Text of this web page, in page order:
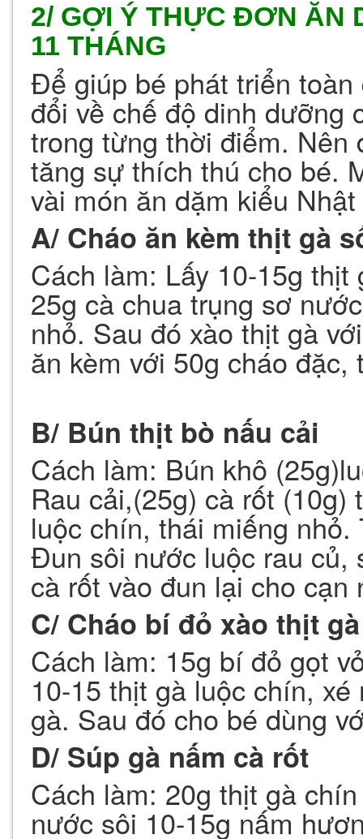
2/ GỢI Ý THỰC ĐƠN ĂN
11 THÁNG
Để giúp bé phát triển
đổi về chế độ dinh dưỡng
trong từng thời điểm. Nên
tăng sự thích thú cho bé.
vài món ăn dặm kiểu
A/ Cháo ăn kèm thịt gà
Cách làm: Lấy 10-15g
25g cà chua trụng sơ
nhỏ. Sau đó xào thịt gà
ăn kèm với 50g cháo
B/ Bún thịt bò nấu cải
Cách làm: Bún khô
Rau cải,(25g) cà rốt
luộc chín, thái miếng
Đun sôi nước luộc rau củ,
cà rốt vào đun lại cho
C/ Cháo bí đỏ xào thịt gà
Cách làm: 15g bí đỏ gọt
10-15 thịt gà luộc chín,
gà. Sau đó cho bé dùng
D/ Súp gà nấm cà rốt
Cách làm: 20g thịt gà
nước sôi 10-15g nấm